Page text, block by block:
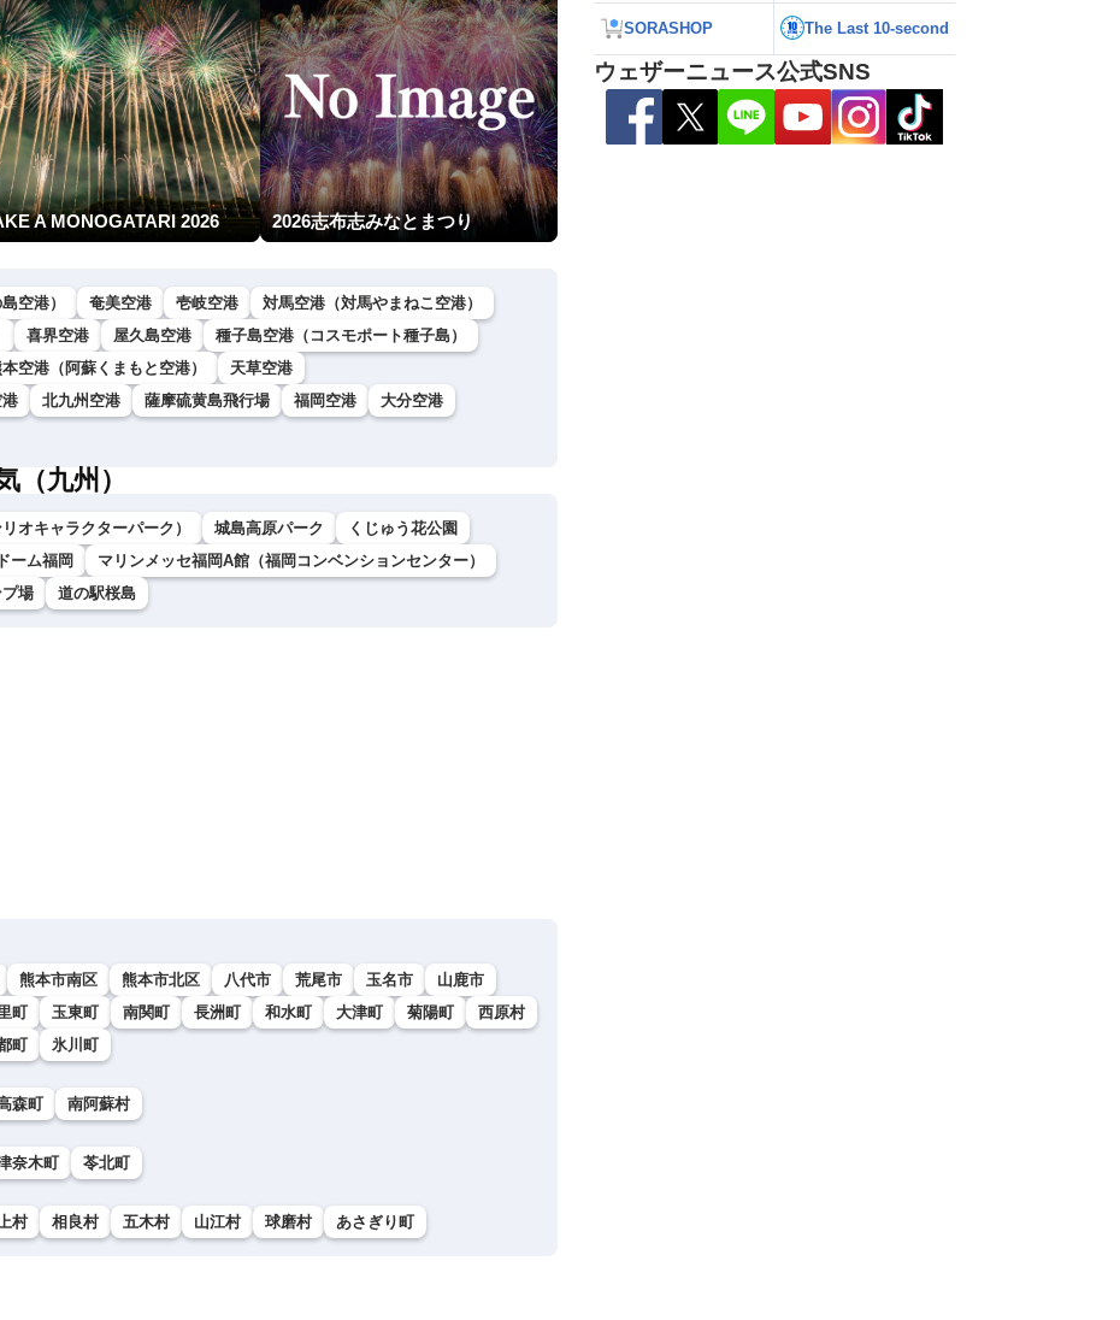
A MONOGATARI 2026 2026志布志みなとまつり
空港） 奄美空港 壱岐空港
対馬空港（対馬やまねこ空港）
喜界空港 屋久島空港
種子島空港（コスモポート種子島）
空港（阿蘇くまもと空港）
天草空港
北九州空港 薩摩硫黄島飛行場 福岡空港
大分空港
九州）
オキャラクターパーク） 城島高原パーク
くじゅう花公園
ーム福岡
マリンメッセ福岡A館（福岡コンベンションセンター）
場 道の駅桜島
熊本市南区 熊本市北区 八代市 荒尾市 玉名市
山鹿市
町 玉東町 南関町 長洲町 和水町 大津町 菊陽町
西原村
町 氷川町
森町 南阿蘇村
奈木町 苓北町
村 相良村 五木村 山江村 球磨村 あさぎり町
SORASHOP The Last 10-second
ウェザーニュース公式SNS